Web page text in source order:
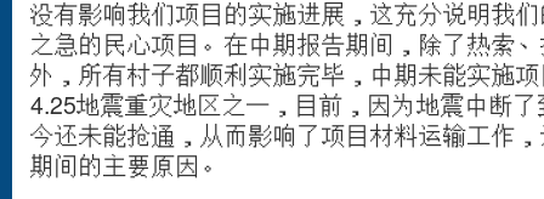
没有影响我们项目的实施进展，这充分说明我
之急的民心项目。在中期报告期间，除了热索
外，所有村子都顺利实施完毕，中期未能实施
4.25地震重灾地区之一，目前，因为地震中断
今还未能抢通，从而影响了项目材料运输工作
期间的主要原因。